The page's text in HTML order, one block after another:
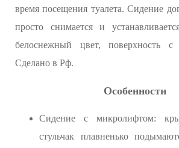
время посещения туалета. Сидение
просто снимается и
белоснежный цвет, поверхность с
Сделано в Рф.
Особенности
Сидение с микролифтом:
стульчак плавненько